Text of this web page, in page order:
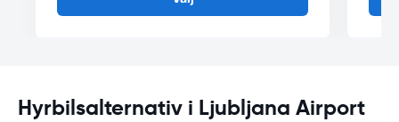
Hyrbilsalternativ i Ljubljana Airport